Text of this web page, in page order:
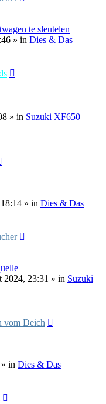
te sleutelen
» in Dies & Das
» in Suzuki XF650
» in Dies & Das
2024, 23:31 » in Suzuki
vom Deich
» in Dies & Das